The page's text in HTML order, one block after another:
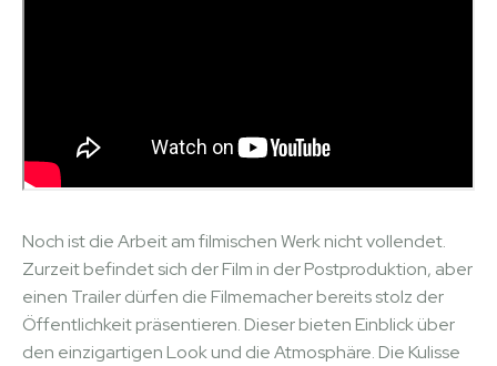
Noch ist die Arbeit am filmischen Werk nicht vollendet.
Zurzeit befindet sich der Film in der Postproduktion, aber
einen Trailer dürfen die Filmemacher bereits stolz der
Öffentlichkeit präsentieren. Dieser bieten Einblick über
den einzigartigen Look und die Atmosphäre. Die Kulisse